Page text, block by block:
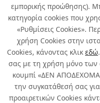
εμπορικής προώθησης).
κατηγορία cookies που
«Ρυθμίσεις Cookies».
χρήση Cookies στην
Cookies, κάνοντας κλικ εδώ
σας με τη χρήση μόνο των
κουμπί «ΔΕΝ
την συγκατάθεσή σας
προαιρετικών Cookies
ΣΚΑΛΟΚΑΘΙΣΜΑΤΑ
Σχετικά με εμάς